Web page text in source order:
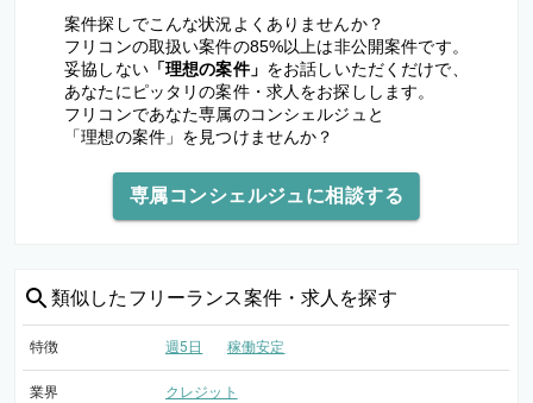
案件探しでこんな状況よくありませんか？
フリコンの取扱い案件の85%以上は非公開案件です。
妥協しない「理想の案件」 をお話しいただくだけで、
あなたにピッタリの案件・求人をお探しします。
フリコンであなた専属のコンシェルジュと
「理想の案件」を見つけませんか？
専属コンシェルジュに相談する
類似した フリーランス案件・求人を探す
特徴 週5日 稼働安定
業界 クレジット